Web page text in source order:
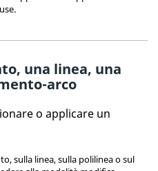
una linea, una
arco
o applicare un
sulla linea, sulla polilinea o sul